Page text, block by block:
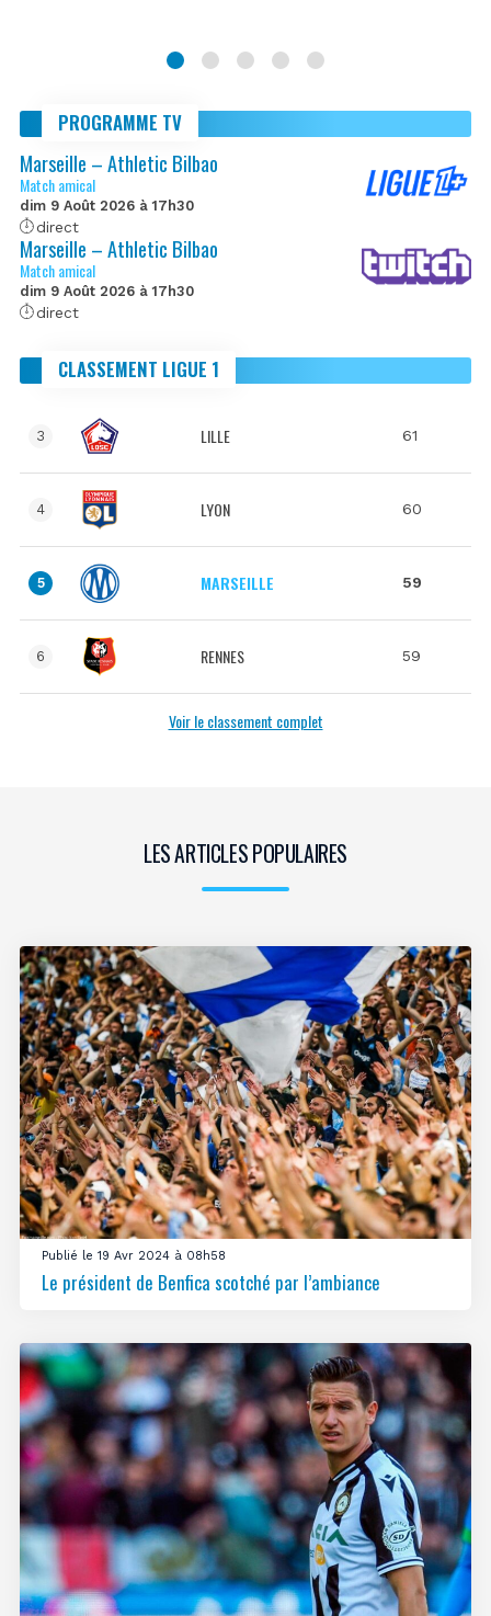
PROGRAMME TV
Marseille – Athletic Bilbao
Match amical
dim 9 Août 2026 à 17h30
direct
Marseille – Athletic Bilbao
Match amical
dim 9 Août 2026 à 17h30
direct
CLASSEMENT LIGUE 1
3 LILLE 61
4 LYON 60
5 MARSEILLE 59
6 RENNES 59
Voir le classement complet
LES ARTICLES POPULAIRES
Publié le 19 Avr 2024 à 08h58
Le président de Benfica scotché par l’ambiance